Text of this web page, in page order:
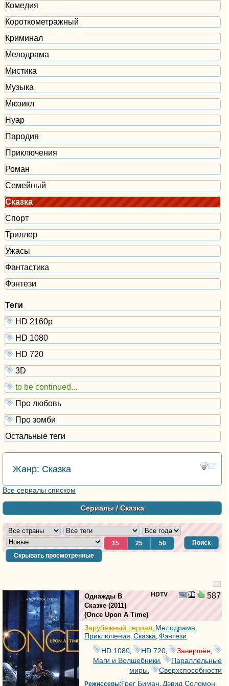
Комедия
Короткометражный
Криминал
Мелодрама
Мистика
Музыка
Мюзикл
Нуар
Пародия
Приключения
Роман
Семейный
Сказка
Спорт
Триллер
Ужасы
Фантастика
Фэнтези
Теги
HD 2160р
HD 1080
HD 720
3D
to be continued...
Про любовь
Про зомби
Остальные теги
Жанр: Сказка
Все сериалы списком
Сериалы/ Сказка
Поиск
15 25
50
Скрывать просмотренные
HDTV 587
Однажды В
Сказке (2011)
(Once Upon A Time)
Зарубежный сериал, Мелодрама,
Приключения, Сказка, Фэнтези
HD 1080
HD 720 Завершён
Маги и Волшебники
Параллельные
миры
Сверхспособности
Режиссеры:Грег Биман, Дэвид Соломон,